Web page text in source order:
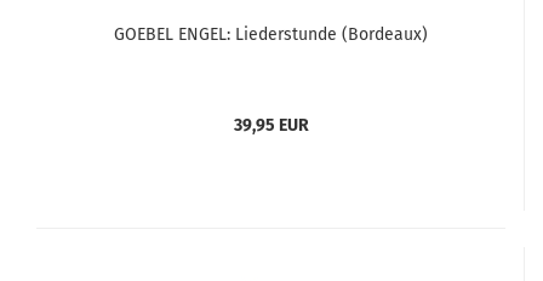
GOEBEL ENGEL: Liederstunde (Bordeaux)
39,95 EUR